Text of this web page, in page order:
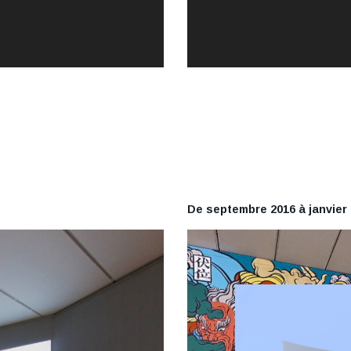
De septembre 2016 à janvier